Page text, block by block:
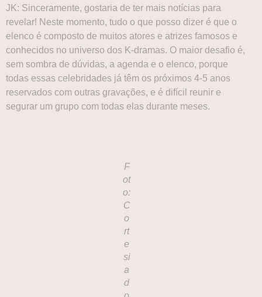
JK: Sinceramente, gostaria de ter mais notícias para
revelar! Neste momento, tudo o que posso dizer é que o
elenco é composto de muitos atores e atrizes famosos e
conhecidos no universo dos K-dramas. O maior desafio é,
sem sombra de dúvidas, a agenda e o elenco, porque
todas essas celebridades já têm os próximos 4-5 anos
reservados com outras gravações, e é difícil reunir e
segurar um grupo com todas elas durante meses.
F
ot
o:
C
o
rt
e
si
a
d